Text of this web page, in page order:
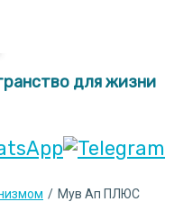
для жизни
/ Мув Ап ПЛЮС